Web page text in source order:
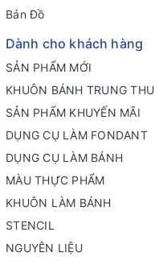
Bản Đồ
Dành cho khách hàng
SẢN PHẨM MỚI
KHUÔN BÁNH TRUNG THU
SẢN PHẨM KHUYẾN MÃI
DỤNG CỤ LÀM FONDANT
DỤNG CỤ LÀM BÁNH
MÀU THỰC PHẨM
KHUÔN LÀM BÁNH
STENCIL
NGUYÊN LIỆU